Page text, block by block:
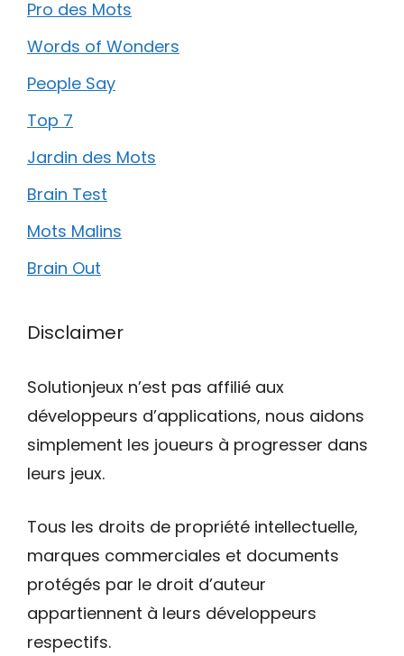
Pro des Mots
Words of Wonders
People Say
Top 7
Jardin des Mots
Brain Test
Mots Malins
Brain Out
Disclaimer
Solutionjeux n’est pas affilié aux
développeurs d’applications, nous aidons
simplement les joueurs à progresser dans
leurs jeux.
Tous les droits de propriété intellectuelle,
marques commerciales et documents
protégés par le droit d’auteur
appartiennent à leurs développeurs
respectifs.